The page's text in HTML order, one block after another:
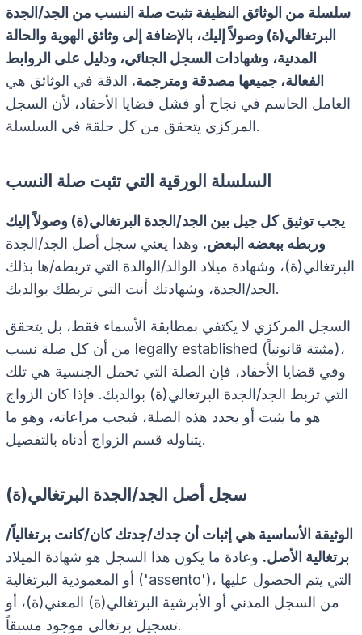
سلسلة من الوثائق النظيفة تثبت صلة النسب من الجد/الجدة
البرتغالي(ة) وصولاً إليك، بالإضافة إلى وثائق الهوية والحالة
المدنية، وشهادات السجل الجنائي، ودليل على الروابط
الفعالة، جميعها مصدقة ومترجمة. الدقة في الوثائق هي
العامل الحاسم في نجاح أو فشل قضايا الأحفاد، لأن السجل
المركزي يتحقق من كل حلقة في السلسلة.
السلسلة الورقية التي تثبت صلة النسب
يجب توثيق كل جيل بين الجد/الجدة البرتغالي(ة) وصولاً إليك
وربطه ببعضه البعض. وهذا يعني سجل أصل الجد/الجدة
البرتغالي(ة)، وشهادة ميلاد الوالد/الوالدة التي تربطه/ها بذلك
الجد/الجدة، وشهادتك أنت التي تربطك بوالديك.
السجل المركزي لا يكتفي بمطابقة الأسماء فقط، بل يتحقق
من أن كل صلة نسب legally established (مثبتة قانونياً)،
وفي قضايا الأحفاد، فإن الصلة التي تحمل الجنسية هي تلك
التي تربط الجد/الجدة البرتغالي(ة) بوالديك. فإذا كان الزواج
هو ما يثبت أو يحدد هذه الصلة، فيجب مراعاته، وهو ما
يتناوله قسم الزواج أدناه بالتفصيل.
سجل أصل الجد/الجدة البرتغالي(ة)
الوثيقة الأساسية هي إثبات أن جدك/جدتك كان/كانت برتغالياً/
برتغالية الأصل. وعادة ما يكون هذا السجل هو شهادة الميلاد
أو المعمودية البرتغالية ('assento')، التي يتم الحصول عليها
من السجل المدني أو الأبرشية البرتغالي(ة) المعني(ة)، أو
تسجيل برتغالي موجود مسبقاً.